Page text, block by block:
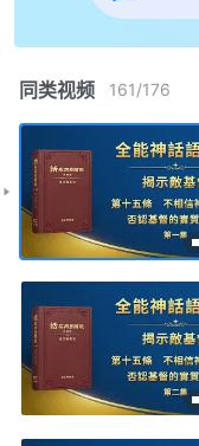
同类视频 161/176